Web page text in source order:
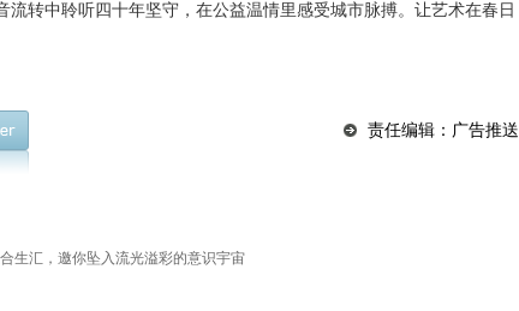
转中聆听四十年坚守，在公益温情里感受城市脉搏。让艺术在春日
责任编辑：广告推送
生汇，邀你坠入流光溢彩的意识宇宙